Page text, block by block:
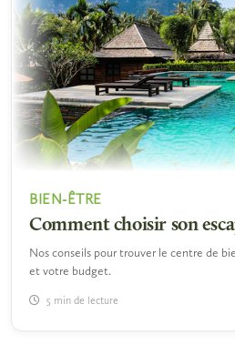
BIEN-ÊTRE
Comment choisir son
Nos conseils pour trouver le centre de
et votre budget.
5 min de lecture